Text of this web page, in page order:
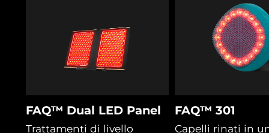
FAQ™ Dual LED Panel
Trattamenti di livello
FAQ™ 301
Capelli rinati in